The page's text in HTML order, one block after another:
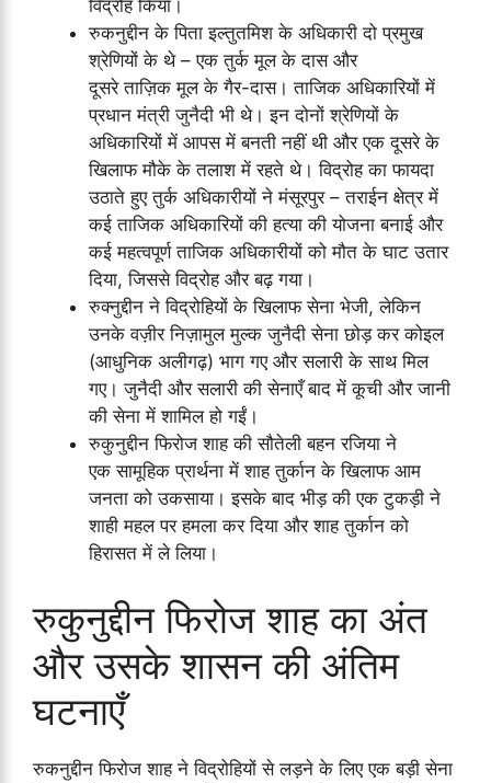
विद्रोह किया।
रुकनुद्दीन के पिता इल्तुतमिश के अधिकारी दो प्रमुख
श्रेणियों के थे – एक तुर्क मूल के दास और
दूसरे ताज़िक मूल के गैर-दास। ताजिक अधिकारियों में
प्रधान मंत्री जुनैदी भी थे। इन दोनों श्रेणियों के
अधिकारियों में आपस में बनती नहीं थी और एक दूसरे के
खिलाफ मौके के तलाश में रहते थे। विद्रोह का फायदा
उठाते हुए तुर्क अधिकारीयों ने मंसूरपुर – तराईन क्षेत्र में
कई ताजिक अधिकारियों की हत्या की योजना बनाई और
कई महत्वपूर्ण ताजिक अधिकारीयों को मौत के घाट उतार
दिया, जिससे विद्रोह और बढ़ गया।
रुक्नुद्दीन ने विद्रोहियों के खिलाफ सेना भेजी, लेकिन
उनके वज़ीर निज़ामुल मुल्क जुनैदी सेना छोड़ कर कोइल
(आधुनिक अलीगढ़) भाग गए और सलारी के साथ मिल
गए। जुनैदी और सलारी की सेनाएँ बाद में कूची और जानी
की सेना में शामिल हो गईं।
रुकुनुद्दीन फिरोज शाह की सौतेली बहन रजिया ने
एक सामूहिक प्रार्थना में शाह तुर्कान के खिलाफ आम
जनता को उकसाया। इसके बाद भीड़ की एक टुकड़ी ने
शाही महल पर हमला कर दिया और शाह तुर्कान को
हिरासत में ले लिया।
रुकुनुद्दीन फिरोज शाह का अंत
और उसके शासन की अंतिम
घटनाएँ
रुकनुद्दीन फिरोज शाह ने विद्रोहियों से लड़ने के लिए एक बड़ी सेना